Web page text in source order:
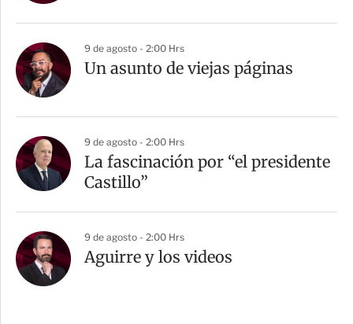
9 de agosto - 2:00 Hrs
Un asunto de viejas páginas
9 de agosto - 2:00 Hrs
La fascinación por “el presidente
Castillo”
9 de agosto - 2:00 Hrs
Aguirre y los videos